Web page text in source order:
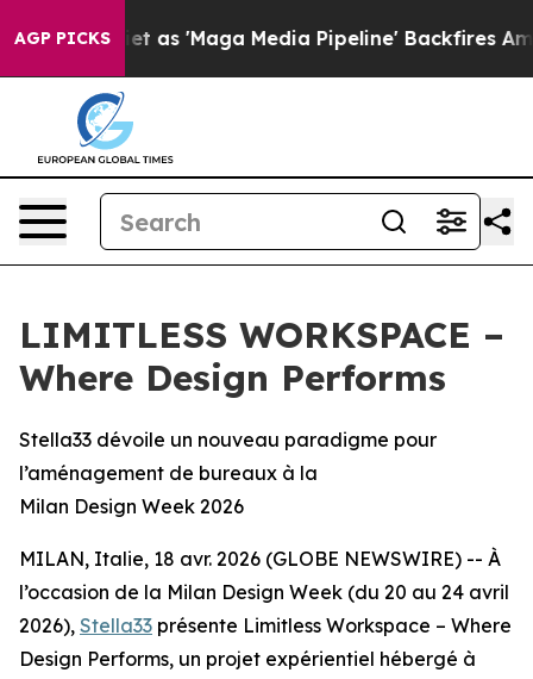
AGP PICKSQuiet as 'Maga Media Pipeline' Backfires Amid
LIMITLESS WORKSPACE –
Where Design Performs
Stella33 dévoile un nouveau paradigme pour
l’aménagement de bureaux à la
Milan Design Week 2026
MILAN, Italie, 18 avr. 2026 (GLOBE NEWSWIRE) -- À
l’occasion de la Milan Design Week (du 20 au 24 avril
2026), Stella33 présente Limitless Workspace – Where
Design Performs, un projet expérientiel hébergé à